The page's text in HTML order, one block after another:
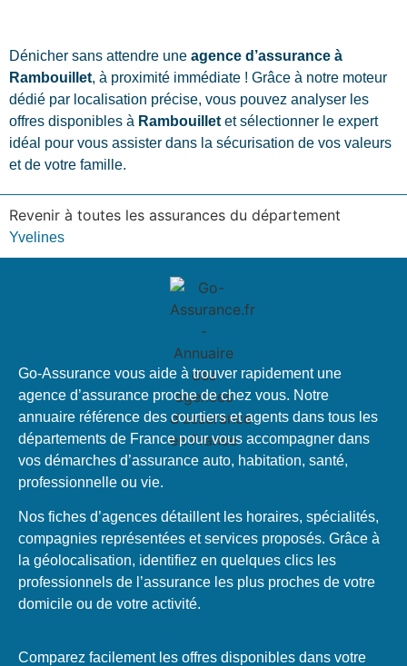
Dénicher sans attendre une agence d’assurance à
Rambouillet, à proximité immédiate ! Grâce à notre moteur
dédié par localisation précise, vous pouvez analyser les
offres disponibles à Rambouillet et sélectionner le expert
idéal pour vous assister dans la sécurisation de vos valeurs
et de votre famille.
Revenir à toutes les assurances du département
Yvelines
Go-Assurance vous aide à trouver rapidement une
agence d’assurance proche de chez vous. Notre
annuaire référence des courtiers et agents dans tous les
départements de France pour vous accompagner dans
vos démarches d’assurance auto, habitation, santé,
professionnelle ou vie.
Nos fiches d’agences détaillent les horaires, spécialités,
compagnies représentées et services proposés. Grâce à
la géolocalisation, identifiez en quelques clics les
professionnels de l’assurance les plus proches de votre
domicile ou de votre activité.
Comparez facilement les offres disponibles dans votre